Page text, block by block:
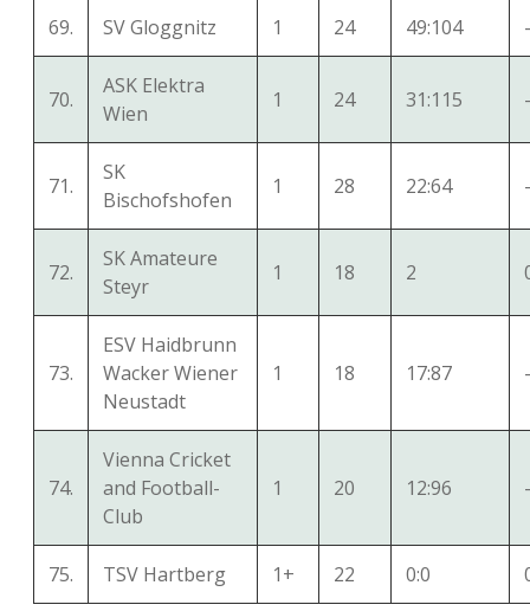
69. SV Gloggnitz 1 24 49:104
70.
ASK Elektra
Wien
1 24 31:115
71.
SK
Bischofshofen
1 28 22:64
72.
SK Amateure
Steyr
1 18 2
73.
ESV Haidbrunn
Wacker Wiener
Neustadt
1 18 17:87
74.
Vienna Cricket
and Football-
Club
1 20 12:96
75. TSV Hartberg 1+ 22 0:0